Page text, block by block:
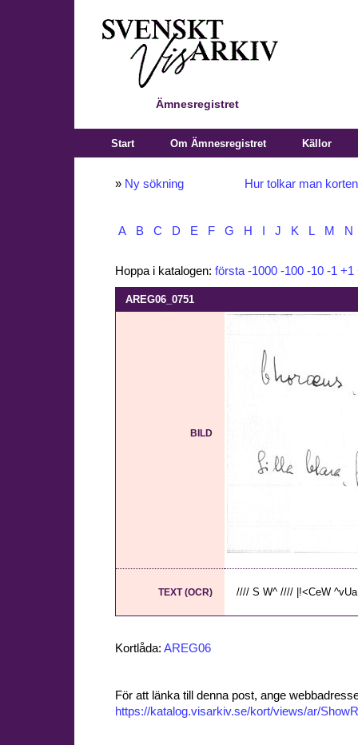
Ämnesregistret
Start Om Ämnesregistret Källor
» Ny sökning Hur tolkar man
A B C D E F G H J K L M N
Hoppa i katalogen: första -1000 -100 -10 -1 +1
AREG06_0751
BILD
TEXT (OCR) //// S W^ //// |!<CeW
Kortlåda: AREG06
För att länka till denna post, ange
https://katalog.visarkiv.se/kort/views/ar/